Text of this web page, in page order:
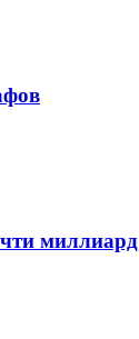
миллиард